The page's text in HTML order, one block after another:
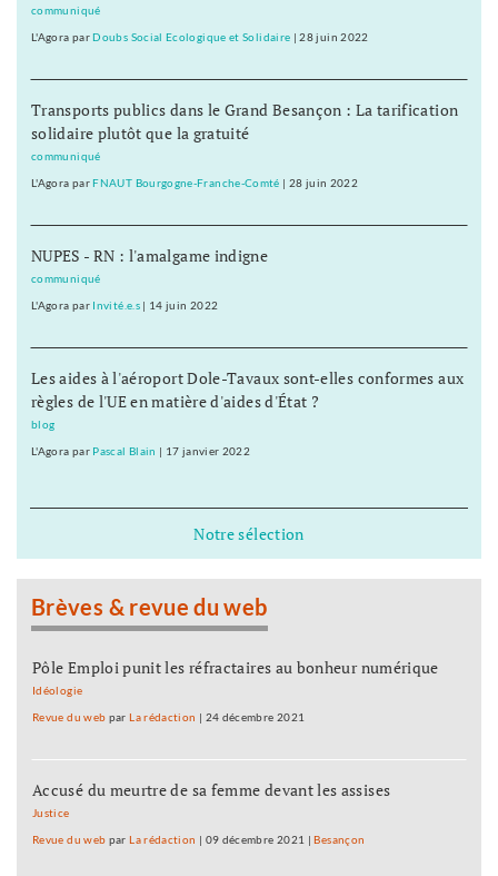
communiqué
L'Agora parDoubs Social Ecologique et Solidaire |28 juin 2022
Transports publics dans le Grand Besançon : La tarification
solidaire plutôt que la gratuité
communiqué
L'Agora parFNAUT Bourgogne-Franche-Comté | 28 juin 2022
NUPES - RN : l'amalgame indigne
communiqué
L'Agora par Invité.e.s| 14 juin 2022
Les aides à l'aéroport Dole-Tavaux sont-elles conformes aux
règles de l'UE en matière d'aides d'État ?
blog
L'Agora par Pascal Blain | 17 janvier 2022
Notre sélection
Brèves & revue du web
Pôle Emploi punit les réfractaires au bonheur numérique
Idéologie
Revue du web parLa rédaction | 24 décembre 2021
Accusé du meurtre de sa femme devant les assises
Justice
Revue du web parLa rédaction | 09 décembre 2021 |Besançon